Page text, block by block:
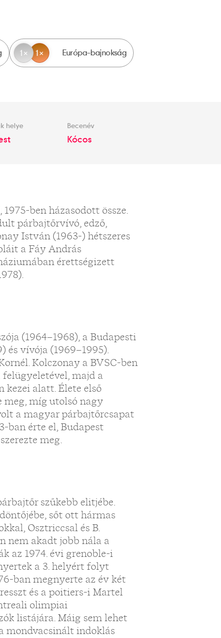
1 1 Európa-bajnokság
helye Becenév
Kócos
ben házasodott össze.
párbajtőrvívó, edző,
István (1963-) hétszeres
a Fáy András
érettségizett
(1964–1968), a Budapesti
és vívója (1969–1995).
Kolczonay a BVSC-ben
majd a
alatt. Élete első
míg utolsó nagy
a magyar párbajtőrcsapat
ban érte el, Budapest
meg.
szűkebb elitjébe.
sőt ott hármas
Osztriccsal és B.
nem akadt jobb nála a
az 1974. évi grenoble-i
a 3. helyért folyt
ban megnyerte az év két
és a poitiers-i Martel
olimpiai
listájára. Máig sem lehet
mondvacsinált indoklás